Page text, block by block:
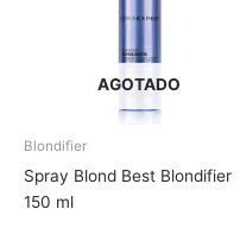
AGOTADO
Blondifier
Spray Blond Best Blondifier
150 ml